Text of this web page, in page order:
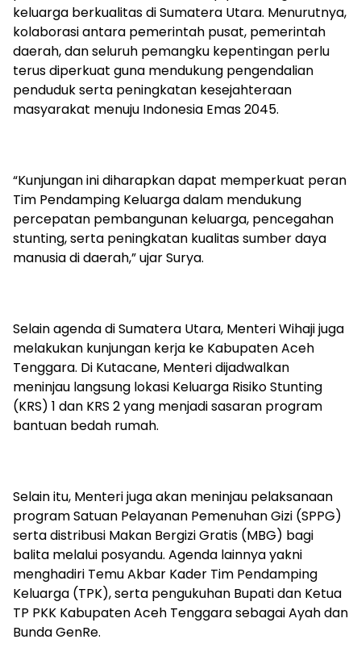
keluarga berkualitas di Sumatera Utara. Menurutnya,
kolaborasi antara pemerintah pusat, pemerintah
daerah, dan seluruh pemangku kepentingan perlu
terus diperkuat guna mendukung pengendalian
penduduk serta peningkatan kesejahteraan
masyarakat menuju Indonesia Emas 2045.
“Kunjungan ini diharapkan dapat memperkuat peran
Tim Pendamping Keluarga dalam mendukung
percepatan pembangunan keluarga, pencegahan
stunting, serta peningkatan kualitas sumber daya
manusia di daerah,” ujar Surya.
Selain agenda di Sumatera Utara, Menteri Wihaji juga
melakukan kunjungan kerja ke Kabupaten Aceh
Tenggara. Di Kutacane, Menteri dijadwalkan
meninjau langsung lokasi Keluarga Risiko Stunting
(KRS) 1 dan KRS 2 yang menjadi sasaran program
bantuan bedah rumah.
Selain itu, Menteri juga akan meninjau pelaksanaan
program Satuan Pelayanan Pemenuhan Gizi (SPPG)
serta distribusi Makan Bergizi Gratis (MBG) bagi
balita melalui posyandu. Agenda lainnya yakni
menghadiri Temu Akbar Kader Tim Pendamping
Keluarga (TPK), serta pengukuhan Bupati dan Ketua
TP PKK Kabupaten Aceh Tenggara sebagai Ayah dan
Bunda GenRe.